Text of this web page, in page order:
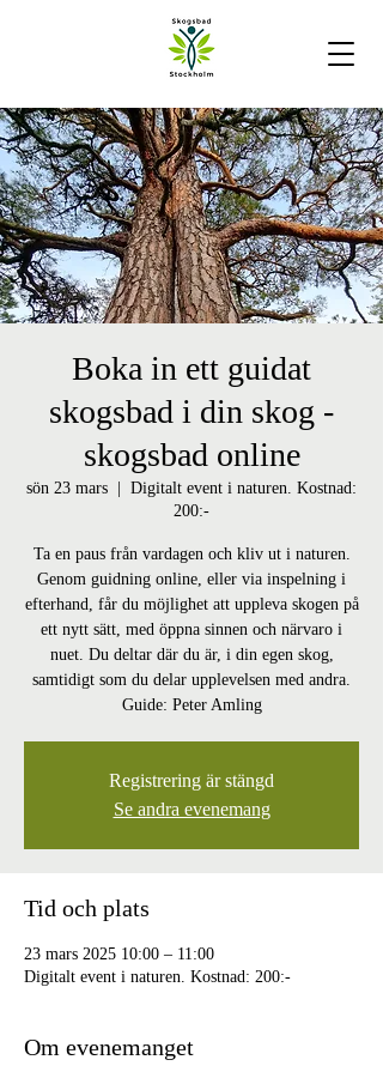
Boka in ett guidat
skogsbad i din skog -
skogsbad online
sön 23 mars
Digitalt event i naturen. Kostnad:
200:-
Ta en paus från vardagen och kliv ut i naturen.
Genom guidning online, eller via inspelning i
efterhand, får du möjlighet att uppleva skogen på
ett nytt sätt, med öppna sinnen och närvaro i
nuet. Du deltar där du är, i din egen skog,
samtidigt som du delar upplevelsen med andra.
Guide: Peter Amling
Registrering är stängd
Se andra evenemang
Tid och plats
23 mars 2025 10:00 – 11:00
Digitalt event i naturen. Kostnad: 200:-
Om evenemanget